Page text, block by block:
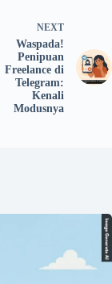
NEXT
Waspada!
Penipuan
Freelance di
Telegram:
Kenali
Modusnya